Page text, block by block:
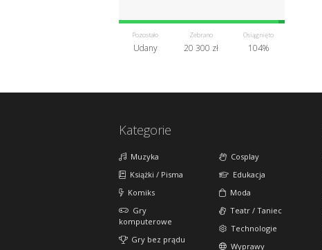
Pozostało
Udany
Zebrano
20 300 zł
Osiągnięto
104%
Kategorie
Muzyka
Książki / Pisma
Komiks
Gry
komputerowe
Gry bez prądu
Cosplay
Edukacja
Moda
Teatr / Taniec
Technologie
Wyprawy